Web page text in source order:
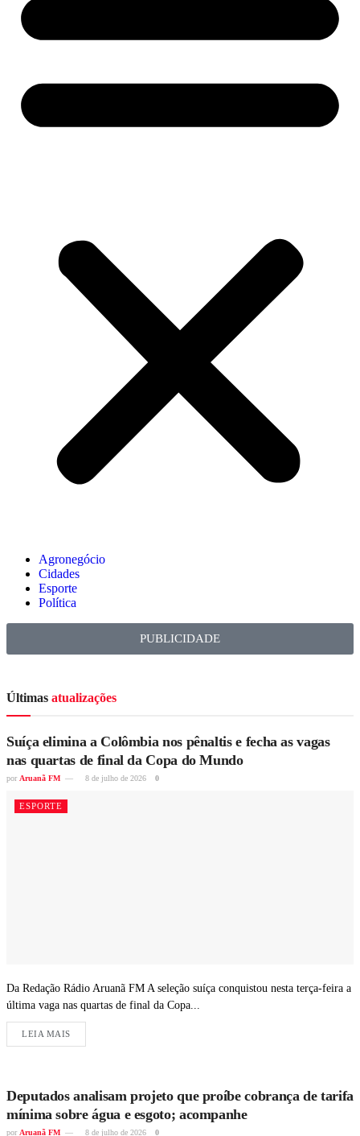
Agronegócio
Cidades
Esporte
Política
PUBLICIDADE
Últimas atualizações
Suíça elimina a Colômbia nos pênaltis e fecha as vagas
nas quartas de final da Copa do Mundo
por Aruanã FM 8 de julho de 2026 0
ESPORTE
Da Redação Rádio Aruanã FM A seleção suíça conquistou nesta terça-feira a
última vaga nas quartas de final da Copa...
LEIA MAIS
Deputados analisam projeto que proíbe cobrança de tarifa
mínima sobre água e esgoto; acompanhe
por Aruanã FM 8 de julho de 2026 0